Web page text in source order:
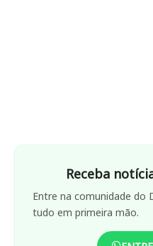
Receba
Entre na comunidade do
tudo em primeira mão.